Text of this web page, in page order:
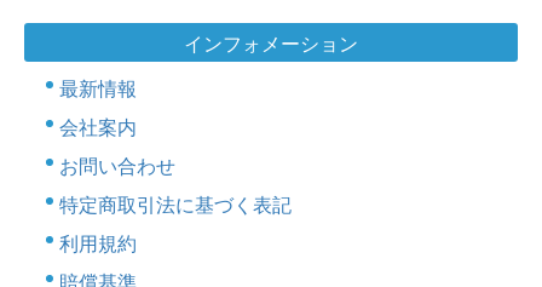
インフォメーション
最新情報
会社案内
お問い合わせ
特定商取引法に基づく表記
利用規約
賠償基準